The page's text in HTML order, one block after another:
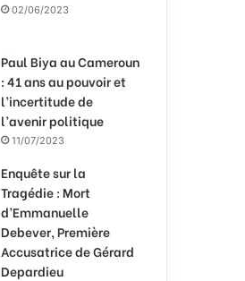
02/06/2023
Paul Biya au Cameroun
: 41 ans au pouvoir et
l’incertitude de
l’avenir politique
11/07/2023
Enquête sur la
Tragédie : Mort
d’Emmanuelle
Debever, Première
Accusatrice de Gérard
Depardieu